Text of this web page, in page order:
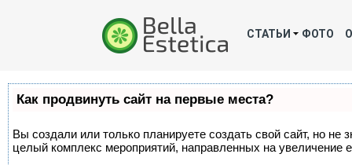
СТАТЬИ ФОТО
Как продвинуть сайт на первые места?
Вы создали или только планируете создать свой сайт, но не
целый комплекс мероприятий, направленных на увеличение